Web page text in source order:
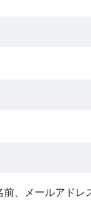
、メールアドレ